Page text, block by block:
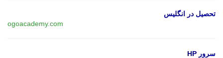
تحصیل در انگلیس
ogoacademy.com
سرور HP